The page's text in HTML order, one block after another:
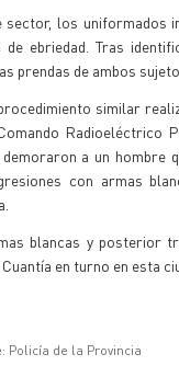
sector, los uniformados
de ebriedad. Tras
prendas de ambos
similar
Radioeléctrico
a un hombre
con armas
blancas y posterior
en turno en esta
Policía de la Provincia